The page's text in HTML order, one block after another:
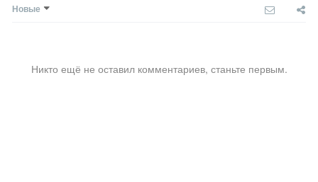
Новые
Никто ещё не оставил комментариев, станьте первым.